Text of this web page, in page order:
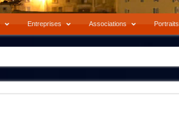
Entreprises Associations Portraits